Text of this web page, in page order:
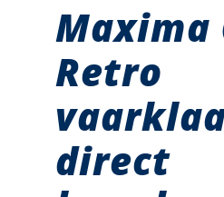
Maxima
Retro
direct